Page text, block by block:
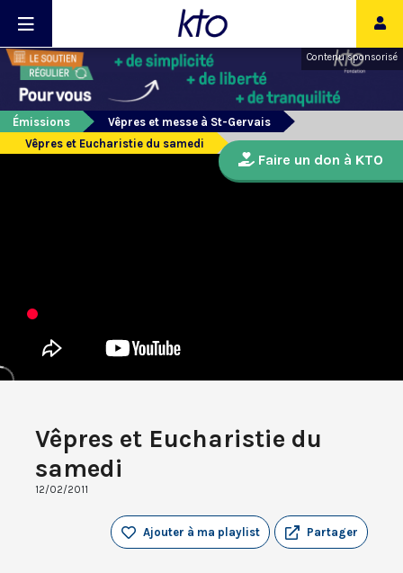
Contenu sponsorisé
Émissions
Vêpres et messe à St-Gervais
Vêpres et Eucharistie du samedi
Vêpres et Eucharistie du
samedi
12/02/2011
Partager
Ajouter à ma playlist
Faire un don à KTO